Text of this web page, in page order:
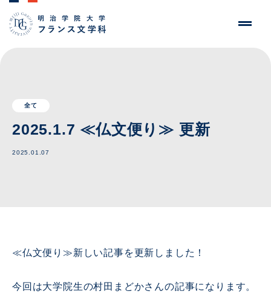
全て
2025.1.7 ≪仏文便り≫ 更新
2025.01.07
≪仏文便り≫新しい記事を更新しました！
今回は大学院生の村田まどかさんの記事になります。